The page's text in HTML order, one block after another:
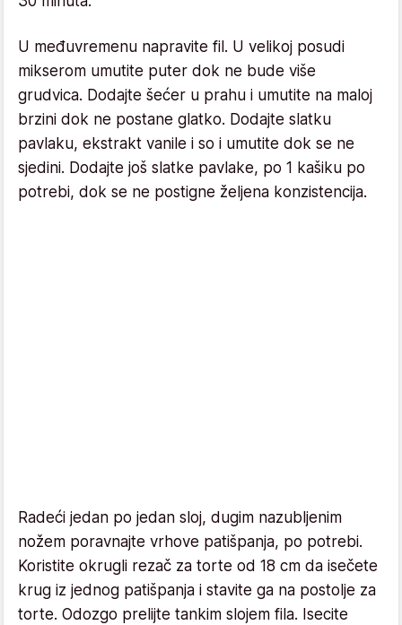
U međuvremenu napravite fil. U velikoj posudi
mikserom umutite puter dok ne bude više
grudvica. Dodajte šećer u prahu i umutite na maloj
brzini dok ne postane glatko. Dodajte slatku
pavlaku, ekstrakt vanile i so i umutite dok se ne
sjedini. Dodajte još slatke pavlake, po 1 kašiku po
potrebi, dok se ne postigne željena konzistencija.
Radeći jedan po jedan sloj, dugim nazubljenim
nožem poravnajte vrhove patišpanja, po potrebi.
Koristite okrugli rezač za torte od 18 cm da isečete
krug iz jednog patišpanja i stavite ga na postolje za
torte. Odozgo prelijte tankim slojem fila. Isecite